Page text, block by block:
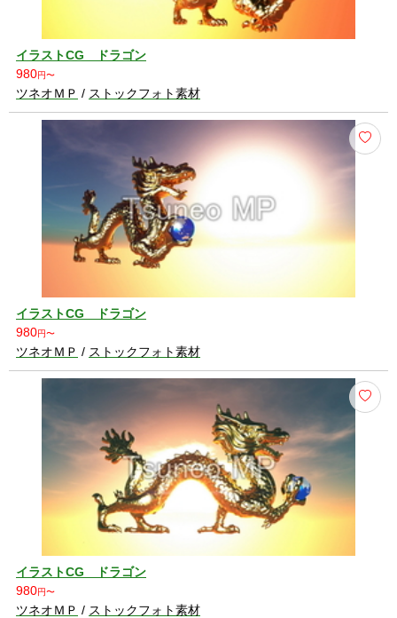
イラストCG ドラゴン
980円〜
ツネオＭＰ / ストックフォト素材
イラストCG ドラゴン
980円〜
ツネオＭＰ / ストックフォト素材
イラストCG ドラゴン
980円〜
ツネオＭＰ / ストックフォト素材